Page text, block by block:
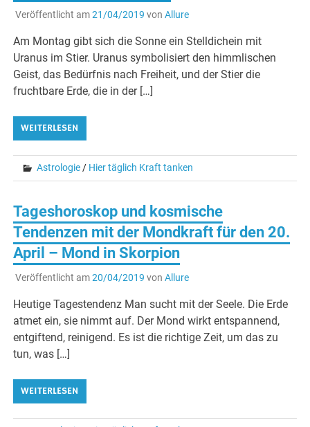
Veröffentlicht am21/04/2019 von Allure
Am Montag gibt sich die Sonne ein Stelldichein mit
Uranus im Stier. Uranus symbolisiert den himmlischen
Geist, das Bedürfnis nach Freiheit, und der Stier die
fruchtbare Erde, die in der […]
WEITERLESEN
Astrologie / Hier täglich Kraft tanken
Tageshoroskop und kosmische
Tendenzen mit der Mondkraft für den 20.
April – Mond in Skorpion
Veröffentlicht am20/04/2019 von Allure
Heutige Tagestendenz Man sucht mit der Seele. Die Erde
atmet ein, sie nimmt auf. Der Mond wirkt entspannend,
entgiftend, reinigend. Es ist die richtige Zeit, um das zu
tun, was […]
WEITERLESEN